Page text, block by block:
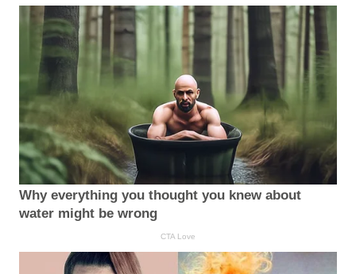
Why everything you thought you knew about
water might be wrong
CTA Love